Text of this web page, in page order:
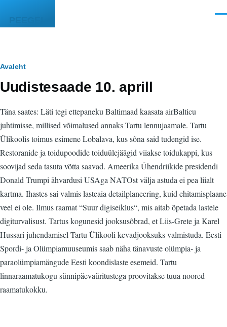
PEEGEL
Leivapuru
Avaleht
Uudistesaade 10. aprill
Täna saates: Läti tegi ettepaneku Baltimaad kaasata airBalticu
juhtimisse, millised võimalused annaks Tartu lennujaamale. Tartu
Ülikoolis toimus esimene Lobalava, kus sõna said tudengid ise.
Restoranide ja toidupoodide toiduülejäägid viiakse toidukappi, kus
soovijad seda tasuta võtta saavad. Ameerika Ühendriikide presidendi
Donald Trumpi ähvardusi USAga NATOst välja astuda ei pea liialt
kartma. Ihastes sai valmis lasteaia detailplaneering, kuid ehitamisplaane
veel ei ole. Ilmus raamat “Suur digiseiklus“, mis aitab õpetada lastele
digiturvalisust. Tartus kogunesid jooksusõbrad, et Liis-Grete ja Karel
Hussari juhendamisel Tartu Ülikooli kevadjooksuks valmistuda. Eesti
Spordi- ja Olümpiamuuseumis saab näha tänavuste olümpia- ja
paraolümpiamängude Eesti koondislaste esemeid. Tartu
linnaraamatukogu sünnipäevaüritustega proovitakse tuua noored
raamatukokku.